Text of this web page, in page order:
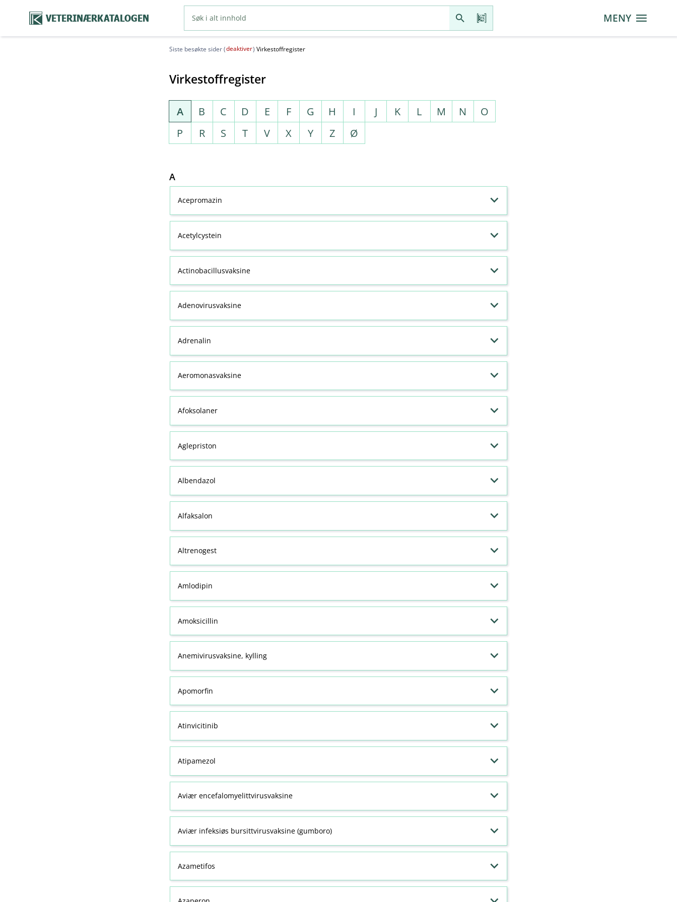
VETERINÆRKATALOGEN MENY
Siste besøkte sider (deaktiver) Virkestoffregister
Virkestoffregister
A B C D E F G H I J K L M N
O
P
R S T V X Y Z Ø
A
Acepromazin
Acetylcystein
Actinobacillusvaksine
Adenovirusvaksine
Adrenalin
Aeromonasvaksine
Afoksolaner
Aglepriston
Albendazol
Alfaksalon
Altrenogest
Amlodipin
Amoksicillin
Anemivirusvaksine, kylling
Apomorfin
Atinvicitinib
Atipamezol
Aviær encefalomyelittvirusvaksine
Aviær infeksiøs bursittvirusvaksine (gumboro)
Azametifos